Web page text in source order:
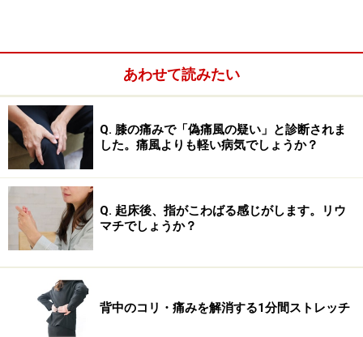
足関節骨折の診断
■単純X線
単純X線写真は放射線被爆量も少なく、費用もわずか。
あわせて読みたい
Q. 膝の痛みで「偽痛風の疑い」と診断されま
した。痛風よりも軽い病気でしょうか？
Q. 起床後、指がこわばる感じがします。リウ
マチでしょうか？
背中のコリ・痛みを解消する1分間ストレッチ